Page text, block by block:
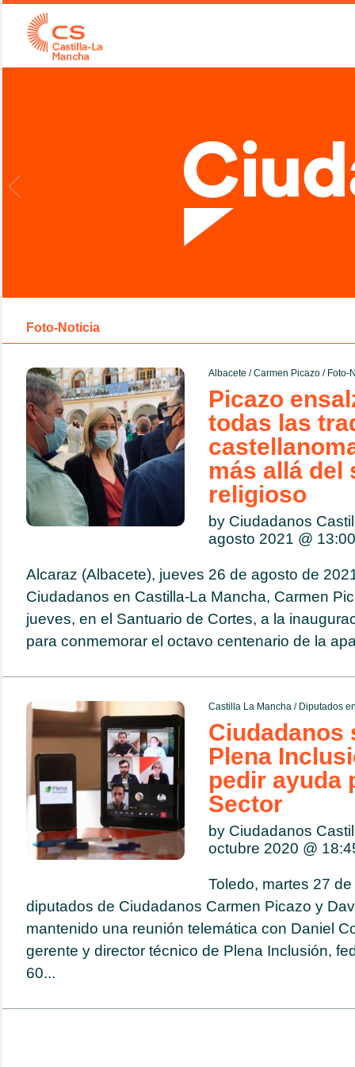
Foto-Noticia
Albacete /Carmen Picazo/ Foto-
Picazo
todas las
más allá del
religioso
by Ciudadanos
agosto 2021 @ 13:00
Alcaraz (Albacete), jueves 26 de agosto de
Ciudadanos en Castilla-La Mancha, Carmen
jueves, en el Santuario de Cortes, a la
para conmemorar el octavo centenario de la
Castilla La Mancha/ Diputados
Ciudadanos
Plena
pedir ayuda
Sector
by Ciudadanos
octubre 2020 @
Toledo, martes 27
diputados de Ciudadanos Carmen Picazo y
mantenido una reunión telemática con Daniel
gerente y director técnico de Plena Inclusión,
60...